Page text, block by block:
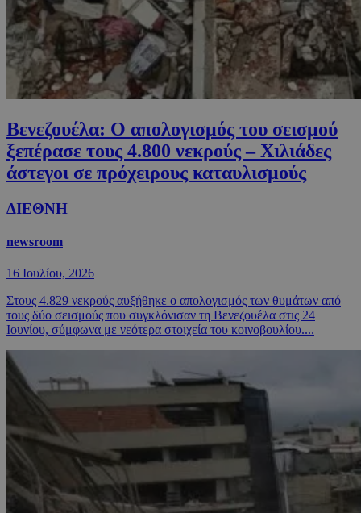
Βενεζουέλα: Ο απολογισμός του σεισμού
ξεπέρασε τους 4.800 νεκρούς – Χιλιάδες
άστεγοι σε πρόχειρους καταυλισμούς
ΔΙΕΘΝΗ
newsroom
16 Ιουλίου, 2026
Στους 4.829 νεκρούς αυξήθηκε ο απολογισμός των θυμάτων από
τους δύο σεισμούς που συγκλόνισαν τη Βενεζουέλα στις 24
Ιουνίου, σύμφωνα με νεότερα στοιχεία του κοινοβουλίου....